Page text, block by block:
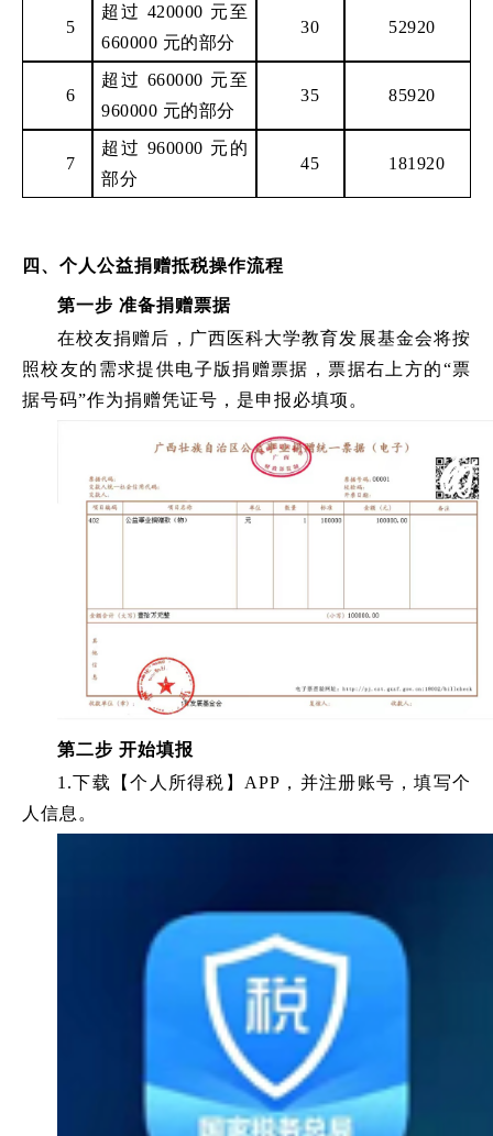
5
超过 420000 元至
660000 元的部分
30 52920
6
超过 660000 元至
960000 元的部分
35 85920
7
超过 960000 元的
部分
45 181920
四、个人公益捐赠抵税操作流程
第一步 准备捐赠票据
在校友捐赠后，广西医科大学教育发展基金会将按
照校友的需求提供电子版捐赠票据，票据右上方的“票
据号码”作为捐赠凭证号，是申报必填项。
第二步 开始填报
1.下载【个人所得税】APP，并注册账号，填写个
人信息。